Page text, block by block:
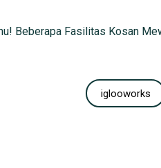
iglooworks